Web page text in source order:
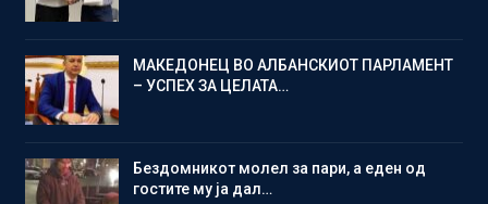
МАКЕДОНЕЦ ВО АЛБАНСКИОТ ПАРЛАМЕНТ
– УСПЕХ ЗА ЦЕЛАТА…
Бездомникот молел за пари, а еден од
гостите му ја дал…